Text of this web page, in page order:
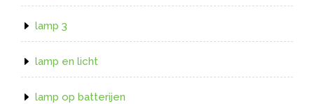
lamp 3
lamp en licht
lamp op batterijen